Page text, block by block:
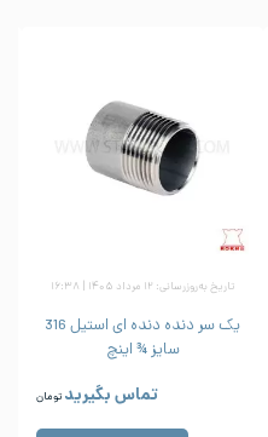
تاریخ به‌روزرسانی: ۱۲ مرداد ۱۴۰۵ | ۱۶:۳۸
یک سر دنده دنده ای استیل 316
سایز ¾ اینچ
تماس بگیرید تومان